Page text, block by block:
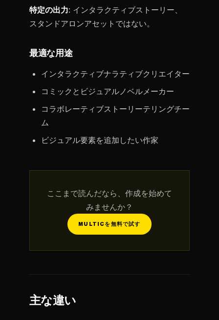
特定の出力: インタラクティブストーリー、
スタンドアロンアセットではない。
最適な用途
インタラクティブナラティブクリエイター
コミックとビジュアルノベルメーカー
コラボレーティブストーリーテリングチー
ム
ビジュアル要素を追加したい作家
ここまで読んだなら、作成を始めて
みませんか？
MULTICを無料で試す
主な違い